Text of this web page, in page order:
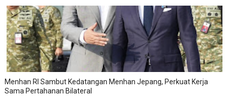
Menhan RI Sambut Kedatangan Menhan Jepang, Perkuat Kerja
Sama Pertahanan Bilateral